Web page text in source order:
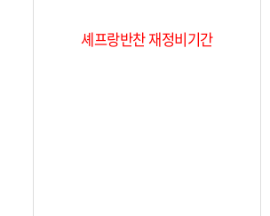
셰프랑반찬 재정비기간